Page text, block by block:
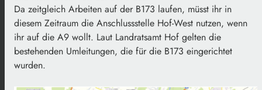
Da zeitgleich Arbeiten auf der B173 laufen, müsst ihr in
diesem Zeitraum die Anschlussstelle Hof-West nutzen, wenn
ihr auf die A9 wollt. Laut Landratsamt Hof gelten die
bestehenden Umleitungen, die für die B173 eingerichtet
wurden.